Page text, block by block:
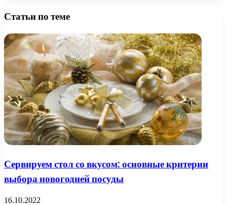
Статьи по теме
Сервируем стол со вкусом: основные критерии
выбора новогодней посуды
16.10.2022